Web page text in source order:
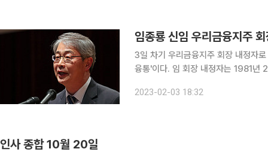
3일 차기 우리금융지주 회장 내정자
융통'이다. 임 회장 내정자는 1981년 24회 행정고시를 패스하면서 관료계에 입문했다. 재정경제부
이후 2008년 기획재정부 기획조정실
2023-02-03 18:32
인사 종합 10월 20일